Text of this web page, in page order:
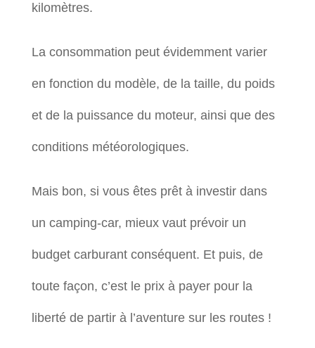
kilomètres.
La consommation peut évidemment varier
en fonction du modèle, de la taille, du poids
et de la puissance du moteur, ainsi que des
conditions météorologiques.
Mais bon, si vous êtes prêt à investir dans
un camping-car, mieux vaut prévoir un
budget carburant conséquent. Et puis, de
toute façon, c’est le prix à payer pour la
liberté de partir à l’aventure sur les routes !